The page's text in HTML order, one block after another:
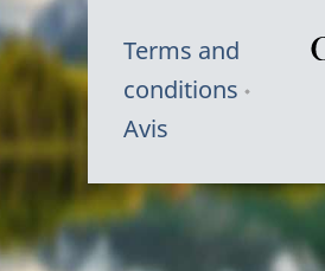
Terms and
conditions
Avis